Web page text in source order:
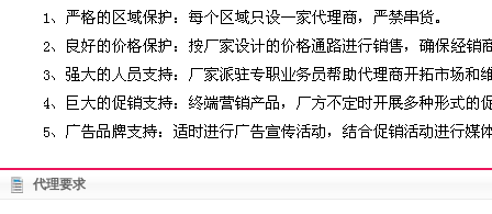
代理要求